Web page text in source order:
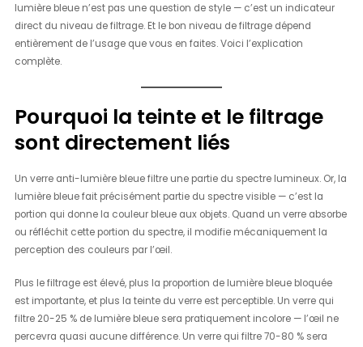
lumière bleue n’est pas une question de style — c’est un indicateur
direct du niveau de filtrage. Et le bon niveau de filtrage dépend
entièrement de l’usage que vous en faites. Voici l’explication
complète.
Pourquoi la teinte et le filtrage
sont directement liés
Un verre anti-lumière bleue filtre une partie du spectre lumineux. Or, la
lumière bleue fait précisément partie du spectre visible — c’est la
portion qui donne la couleur bleue aux objets. Quand un verre absorbe
ou réfléchit cette portion du spectre, il modifie mécaniquement la
perception des couleurs par l’œil.
Plus le filtrage est élevé, plus la proportion de lumière bleue bloquée
est importante, et plus la teinte du verre est perceptible. Un verre qui
filtre 20-25 % de lumière bleue sera pratiquement incolore — l’œil ne
percevra quasi aucune différence. Un verre qui filtre 70-80 % sera